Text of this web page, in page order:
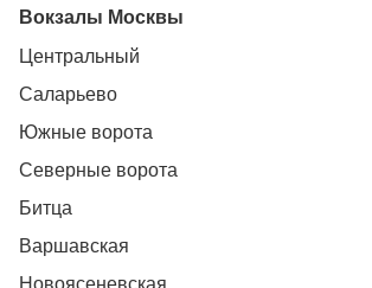
Вокзалы Москвы
Центральный
Саларьево
Южные ворота
Северные ворота
Битца
Варшавская
Новоясеневская